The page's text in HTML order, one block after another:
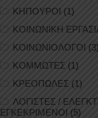
ΚΗΠΟΥΡΟΙ (1)
ΚΟΙΝΩΝΙΚΗ
ΚΟΙΝΩΝΙΟΛΟΓΟΙ (3)
ΚΟΜΜΩΤΕΣ (1)
ΚΡΕΟΠΩΛΕΣ (1)
ΛΟΓΙΣΤΕΣ /
ΕΓΚΕΚΡΙΜΕΝΟΙ (5)